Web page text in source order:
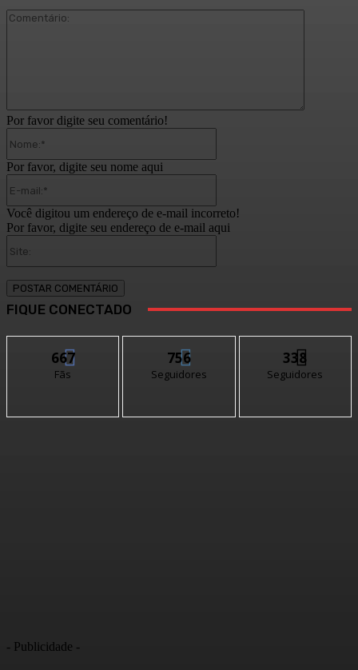
Por favor digite seu comentário!
Por favor, digite seu nome aqui
Você digitou um endereço de e-mail incorreto!
Por favor, digite seu endereço de e-mail aqui
FIQUE CONECTADO
667
Fãs
756
Seguidores
338
Seguidores
- Publicidade -